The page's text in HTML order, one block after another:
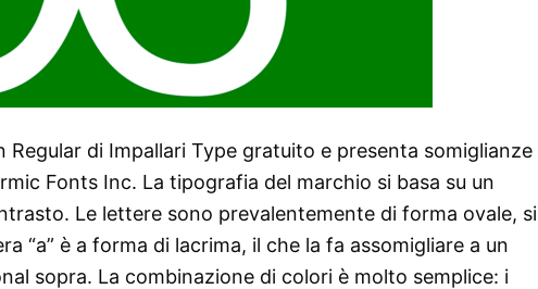
di Impallari Type gratuito e presenta somiglianze
Fonts Inc. La tipografia del marchio si basa su un
Le lettere sono prevalentemente di forma ovale, si
“a” è a forma di lacrima, il che la fa assomigliare a un
sopra. La combinazione di colori è molto semplice: i